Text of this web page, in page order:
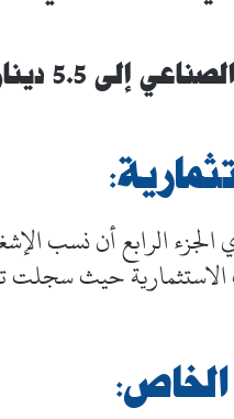
السعر
الجزء الرابع أن نسب
الخاص: